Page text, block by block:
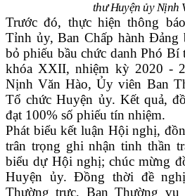
thư Huyện ủy Nịnh
Trước đó, thực hiện thông
Tỉnh ủy, Ban Chấp hành Đảng
bỏ phiếu bầu chức danh Phó
khóa XXII, nhiệm kỳ 2020 -
Nịnh Văn Hào, Ủy viên Ban
Tổ chức Huyện ủy. Kết quả,
đạt 100% số phiếu tín nhiệm.
Phát biểu kết luận Hội nghị,
trân trọng ghi nhận tinh thần
biểu dự Hội nghị; chúc mừng
Huyện ủy. Đồng thời đề
Thường trực, Ban Thường vụ